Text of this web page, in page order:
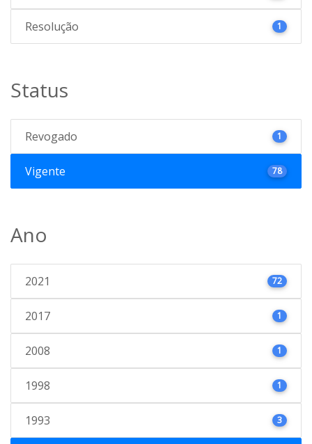
Resolução 1
Status
Revogado 1
Vigente 78
Ano
2021 72
2017 1
2008 1
1998 1
1993 3